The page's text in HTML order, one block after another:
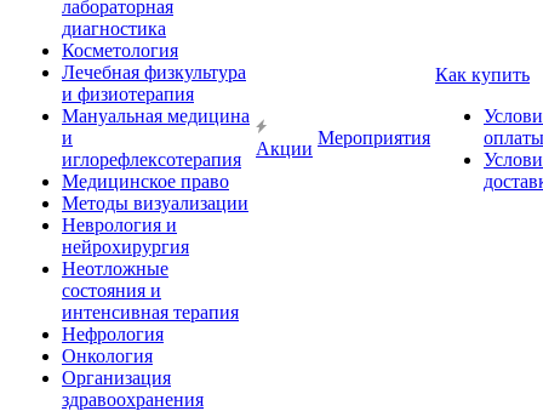
лабораторная
диагностика
Косметология
Лечебная физкультура
и физиотерапия
Мануальная медицина
и
иглорефлексотерапия
Медицинское право
Методы визуализации
Неврология и
нейрохирургия
Неотложные
состояния и
интенсивная терапия
Нефрология
Онкология
Организация
здравоохранения
Акции
Мероприятия
Как купить
оплаты